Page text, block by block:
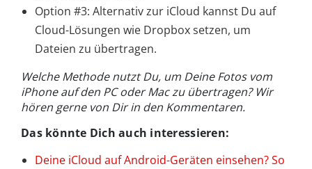
Option #3: Alternativ zur iCloud kannst Du auf
Cloud-Lösungen wie Dropbox setzen, um
Dateien zu übertragen.
Welche Methode nutzt Du, um Deine Fotos vom
iPhone auf den PC oder Mac zu übertragen? Wir
hören gerne von Dir in den Kommentaren.
Das könnte Dich auch interessieren:
Deine iCloud auf Android-Geräten einsehen? So